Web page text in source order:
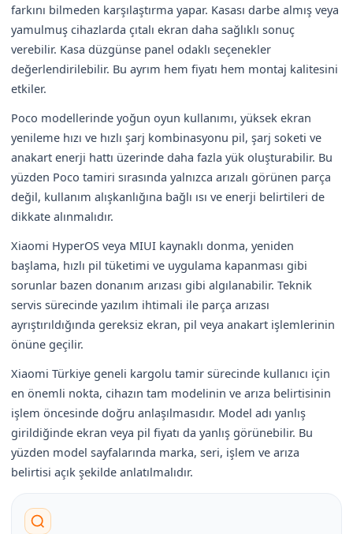
farkını bilmeden karşılaştırma yapar. Kasası darbe almış veya
yamulmuş cihazlarda çıtalı ekran daha sağlıklı sonuç
verebilir. Kasa düzgünse panel odaklı seçenekler
değerlendirilebilir. Bu ayrım hem fiyatı hem montaj kalitesini
etkiler.
Poco modellerinde yoğun oyun kullanımı, yüksek ekran
yenileme hızı ve hızlı şarj kombinasyonu pil, şarj soketi ve
anakart enerji hattı üzerinde daha fazla yük oluşturabilir. Bu
yüzden Poco tamiri sırasında yalnızca arızalı görünen parça
değil, kullanım alışkanlığına bağlı ısı ve enerji belirtileri de
dikkate alınmalıdır.
Xiaomi HyperOS veya MIUI kaynaklı donma, yeniden
başlama, hızlı pil tüketimi ve uygulama kapanması gibi
sorunlar bazen donanım arızası gibi algılanabilir. Teknik
servis sürecinde yazılım ihtimali ile parça arızası
ayrıştırıldığında gereksiz ekran, pil veya anakart işlemlerinin
önüne geçilir.
Xiaomi Türkiye geneli kargolu tamir sürecinde kullanıcı için
en önemli nokta, cihazın tam modelinin ve arıza belirtisinin
işlem öncesinde doğru anlaşılmasıdır. Model adı yanlış
girildiğinde ekran veya pil fiyatı da yanlış görünebilir. Bu
yüzden model sayfalarında marka, seri, işlem ve arıza
belirtisi açık şekilde anlatılmalıdır.